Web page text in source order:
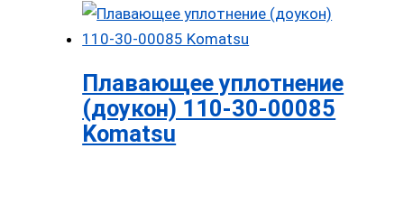
Плавающее уплотнение
(доукон) 110-30-00085
Komatsu